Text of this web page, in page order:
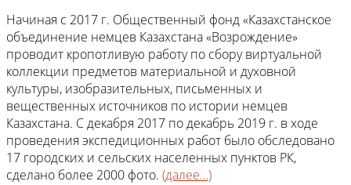
Начиная с 2017 г. Общественный фонд «Казахстанское
объединение немцев Казахстана «Возрождение»
проводит кропотливую работу по сбору виртуальной
коллекции предметов материальной и духовной
культуры, изобразительных, письменных и
вещественных источников по истории немцев
Казахстана. С декабря 2017 по декабрь 2019 г. в ходе
проведения экспедиционных работ было обследовано
17 городских и сельских населенных пунктов РК,
сделано более 2000 фото. (далее…)